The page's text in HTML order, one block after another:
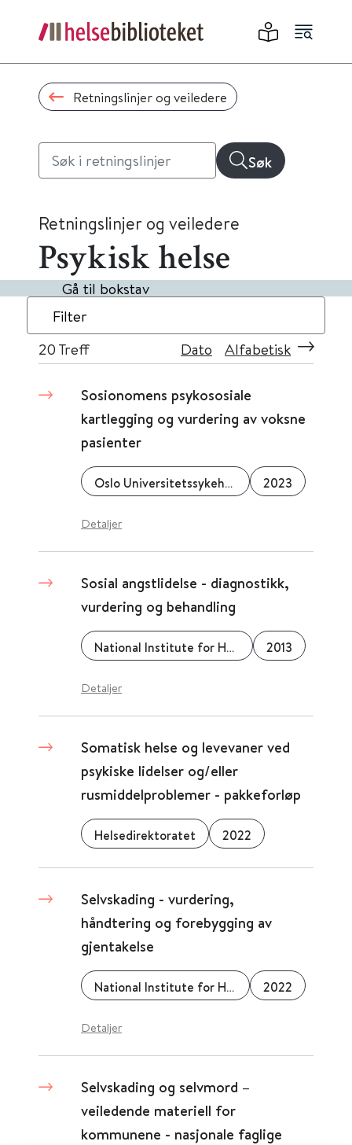
Retningslinjer og veiledere
Søk
Retningslinjer og veiledere
Psykisk helse
Gå til bokstav
Filter
20 Treff Dato Alfabetisk
Sosionomens psykososiale
kartlegging og vurdering av voksne
pasienter
Oslo Universitetssykehus 2023
Detaljer
Sosial angstlidelse - diagnostikk,
vurdering og behandling
National Institute for Health and Care Excellence (NICE) 2013
Detaljer
Somatisk helse og levevaner ved
psykiske lidelser og/eller
rusmiddelproblemer - pakkeforløp
Helsedirektoratet 2022
Selvskading - vurdering,
håndtering og forebygging av
gjentakelse
National Institute for Health and Care Excellence (NICE) 2022
Detaljer
Selvskading og selvmord –
veiledende materiell for
kommunene - nasjonale faglige